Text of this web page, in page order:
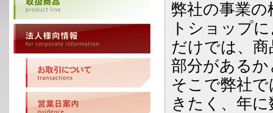
弊社の事業
トショップ
だけでは、
部分がある
そこで弊社
きたく、年